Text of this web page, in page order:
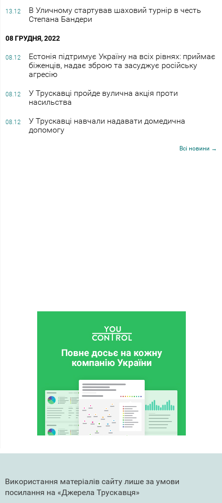
13.12
В Уличному стартував шаховий турнір в честь
Степана Бандери
08 ГРУДНЯ, 2022
08.12
Естонія підтримує Україну на всіх рівнях: приймає
біженців, надає зброю та засуджує російську
агресію
08.12
У Трускавці пройде вулична акція проти
насильства
08.12
У Трускавці навчали надавати домедична
допомогу
Всі новини →
Використання матеріалів сайту лише за умови
посилання на «Джерела Трускавця»